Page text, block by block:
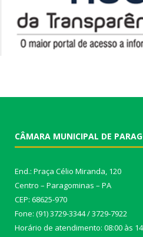
CÂMARA MUNICIPAL DE
End.: Praça Célio Miranda, 120
Centro – Paragominas – PA
CEP: 68625-970
Fone: (91) 3729-3344 / 3729-7922
Horário de atendimento: 08:00 às